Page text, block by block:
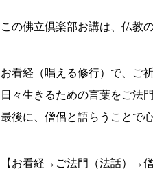
この佛立倶楽部お講は、仏教
お看経（唱える修行）で、ご
日々生きるための言葉をご法
最後に、僧侶と語らうことで
【お看経→ご法門（法話）→